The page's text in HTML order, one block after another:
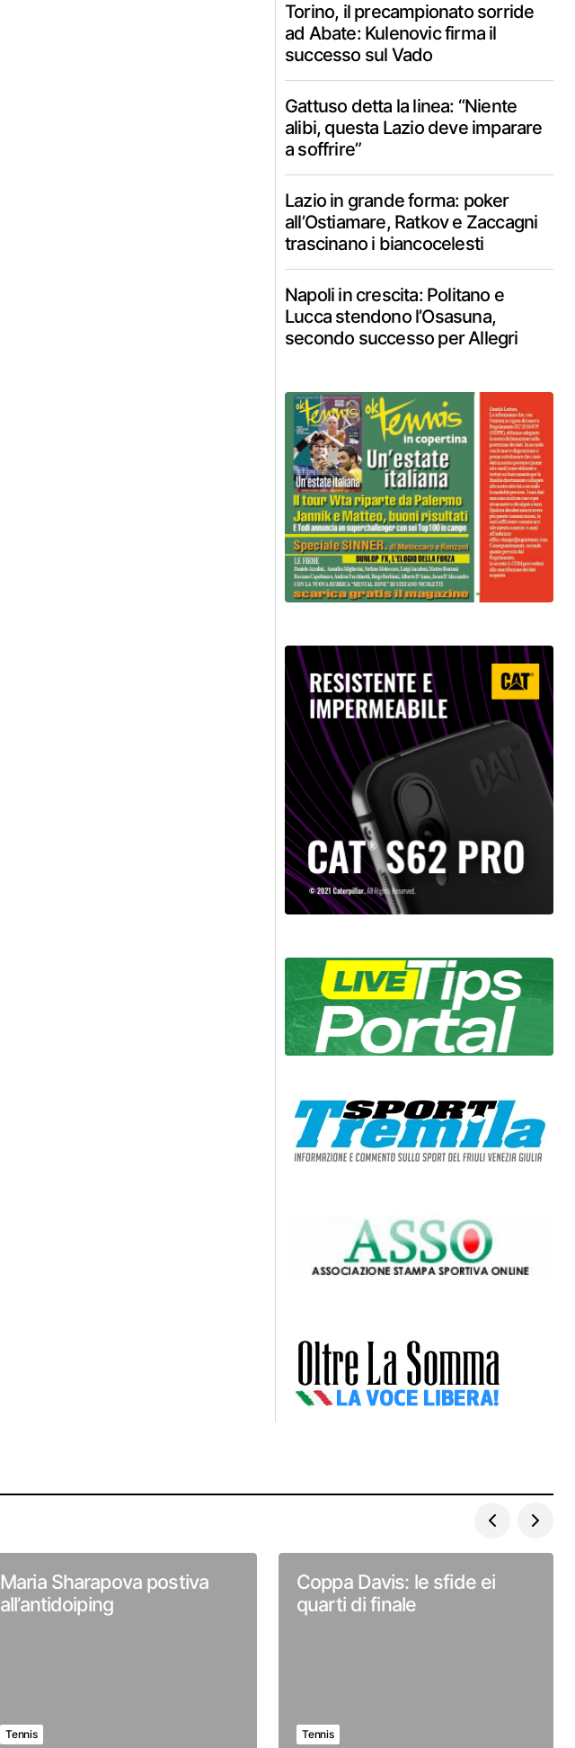
Torino, il precampionato sorride
ad Abate: Kulenovic firma il
successo sul Vado
Gattuso detta la linea: “Niente
alibi, questa Lazio deve imparare
a soffrire”
Lazio in grande forma: poker
all’Ostiamare, Ratkov e Zaccagni
trascinano i biancocelesti
Napoli in crescita: Politano e
Lucca stendono l’Osasuna,
secondo successo per Allegri
Maria Sharapova postiva
all’antidoiping
Tennis
Coppa Davis: le sfide ei
quarti di finale
Tennis